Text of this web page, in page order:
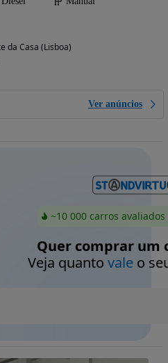
da Casa (Lisboa)
Ver anúncios
~10 000 carros
Quer comprar um
Veja quanto valeo